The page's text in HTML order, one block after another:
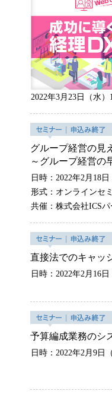
2022年3月23日（水）
グループ経営の見
～グループ経営の
日時：2022年2月18
形式：オンラインセ
共催：株式会社ICS
直接法でのキャッ
日時：2022年2月16
予算編成業務のシ
日時：2022年2月9日